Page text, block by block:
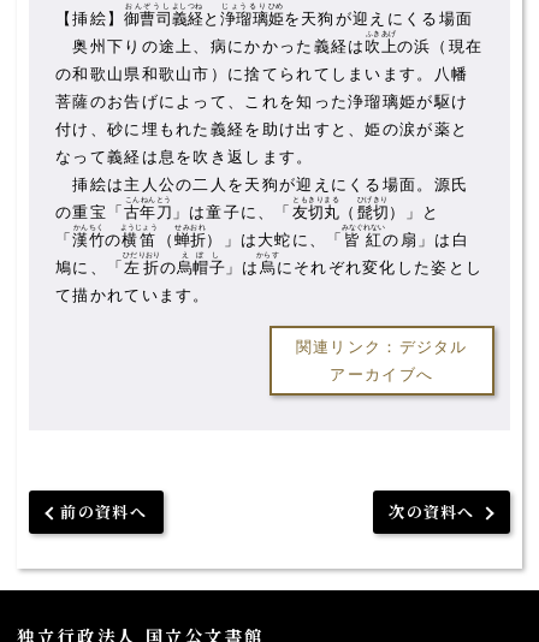
【挿絵】御曹司
おんぞうし
義経
よしつね
と浄瑠璃
じょうるり
姫
ひめ
を天狗が迎えにくる場面
奥州下りの途上、病にかかった義経は 吹上
ふきあげ
の浜（現在
の和歌山県和歌山市）に捨てられてしまいます。八幡
菩薩のお告げによって、これを知った浄瑠璃姫が駆け
付け、砂に埋もれた義経を助け出すと、姫の涙が薬と
なって義経は息を吹き返します。
挿絵は主人公の二人を天狗が迎えにくる場面。源氏
の重宝「古年刀
こんねんとう
」は童子に、「 友切丸
ともきりまる
（ 髭切
ひげきり
）」と
「漢竹
かんちく
の横笛
ようじょう
（ 蝉折
せみおれ
）」は大蛇に、「 皆紅
みなぐれない
の扇」は白
鳩に、「 左折
ひだりおり
の烏帽子
えぼし
」は 烏
からす
にそれぞれ変化した姿とし
て描かれています。
関連リンク：デジタル
アーカイブへ
前の資料へ 次の資料へ
独立行政法人 国立公文書館